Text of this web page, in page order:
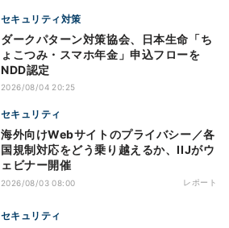
セキュリティ対策
ダークパターン対策協会、日本生命「ち
ょこつみ・スマホ年金」申込フローを
NDD認定
2026/08/04 20:25
セキュリティ
海外向けWebサイトのプライバシー／各
国規制対応をどう乗り越えるか、IIJがウ
ェビナー開催
2026/08/03 08:00 レポート
セキュリティ